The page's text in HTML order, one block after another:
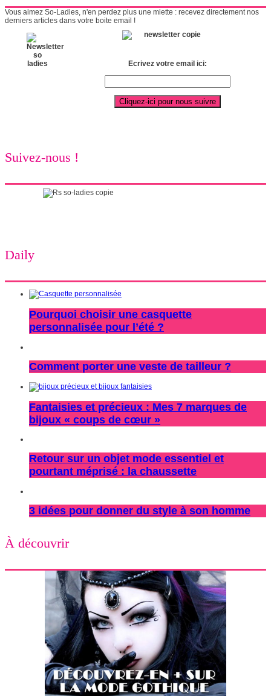
Vous aimez So-Ladies, n'en perdez plus une miette : recevez directement nos
derniers articles dans votre boite email !
Ecrivez votre email ici:
Suivez-nous !
Daily
Pourquoi choisir une casquette
personnalisée pour l’été ?
Comment porter une veste de tailleur ?
Fantaisies et précieux : Mes 7 marques de
bijoux « coups de cœur »
Retour sur un objet mode essentiel et
pourtant méprisé : la chaussette
3 idées pour donner du style à son homme
À découvrir